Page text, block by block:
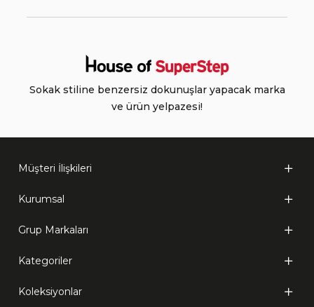
Sokak stiline benzersiz dokunuşlar yapacak marka
ve ürün yelpazesi!
Müşteri İlişkileri
Kurumsal
Grup Markaları
Kategoriler
Koleksiyonlar